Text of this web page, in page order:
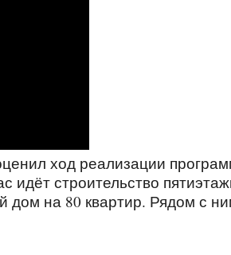
ход реализации
строительство
дом на 80 квартир. Рядом с